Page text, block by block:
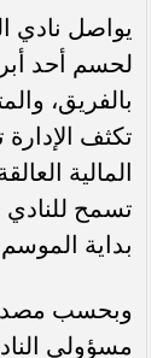
يواصل نادي
لحسم أحد
بالفريق،
تكثف الإدارة
المالية
تسمح للنادي
بداية
وبحسب مصدر
مسؤولي